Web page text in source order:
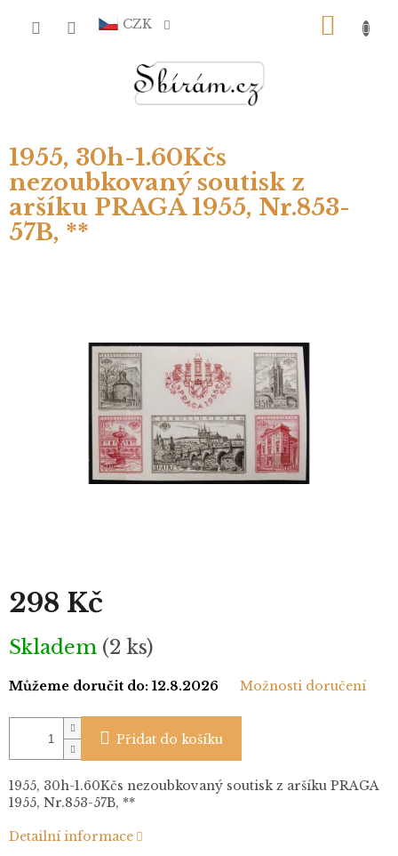
CZK
1955, 30h-1.60Kčs
nezoubkovaný soutisk z
aršíku PRAGA 1955, Nr.853-
57B, **
298 Kč
Měrná
cena:
Skladem (2 ks)
Můžeme doručit do: 12.8.2026 Možnosti doručení
Přidat do košíku
1955, 30h-1.60Kčs nezoubkovaný soutisk z aršíku PRAGA
1955, Nr.853-57B, **
Detailní informace